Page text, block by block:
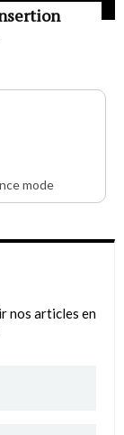
mode
nos articles en